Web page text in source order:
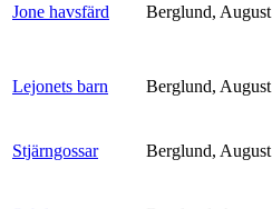
Jone havsfärd Berglund, August
Lejonets barn Berglund, August
Stjärngossar Berglund, August